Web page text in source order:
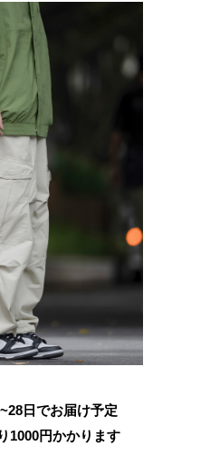
日でお届け予定
1000円かかります